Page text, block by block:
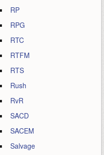
RP
RPG
RTC
RTFM
RTS
Rush
RvR
SACD
SACEM
Salvage